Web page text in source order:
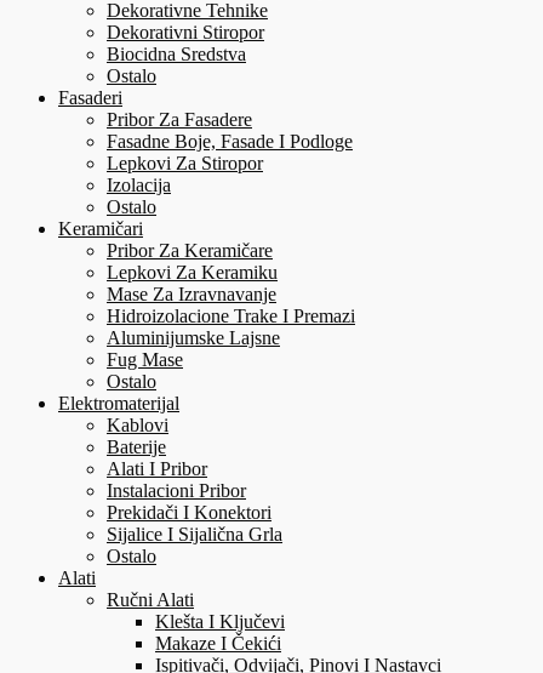
Dekorativne Tehnike
Dekorativni Stiropor
Biocidna Sredstva
Ostalo
Fasaderi
Pribor Za Fasadere
Fasadne Boje, Fasade I Podloge
Lepkovi Za Stiropor
Izolacija
Ostalo
Keramičari
Pribor Za Keramičare
Lepkovi Za Keramiku
Mase Za Izravnavanje
Hidroizolacione Trake I Premazi
Aluminijumske Lajsne
Fug Mase
Ostalo
Elektromaterijal
Kablovi
Baterije
Alati I Pribor
Instalacioni Pribor
Prekidači I Konektori
Sijalice I Sijalična Grla
Ostalo
Alati
Ručni Alati
Klešta I Ključevi
Makaze I Čekići
Ispitivači, Odvijači, Pinovi I Nastavci